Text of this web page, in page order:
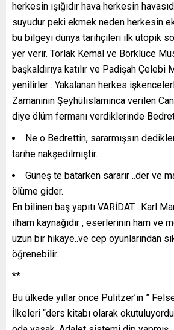
herkesin ışığıdır hava herkesin
suyudur peki ekmek neden herkesin
bu bilgeyi dünya tarihçileri ilk ütopik
yer verir. Torlak Kemal ve Börklüce
başkaldırıya katılır ve Padişah Çelebi
yenilirler . Yakalanan herkes
Zamanının Şeyhülislamınca verilen
diye ölüm fermanı verdiklerinde
Ne o Bedrettin, sararmışsın
tarihe nakşedilmiştir.
Güneş te batarken sararır ..der ve
ölüme gider.
En bilinen baş yapıtı VARİDAT ..Karl
ilham kaynağıdır , eserlerinin ham ve
uzun bir hikaye..ve cep oyunlarından
öğrenebilir.
**
Bu ülkede yıllar önce Pulitzer’in ”
İlkeleri “ders kitabı olarak